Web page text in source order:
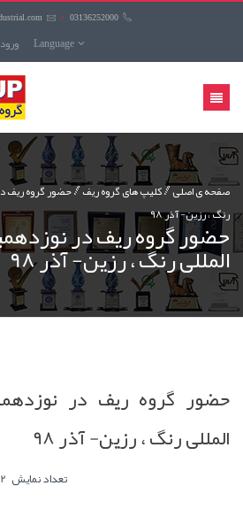
/ 03136252000
ورود Language
صفحه ی اصلی کليپ های گروه ریف حضور گروه ریف
رنگ ، رزین- آذر 98
حضور گروه ریف در
المللی رنگ ، رزین- آذر 98
حضور گروه ریف در
المللی رنگ ، رزین- آذر 98
تعداد نمایش